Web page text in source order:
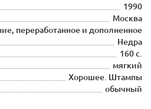
1990
Москва
переработанное и дополненное
Недра
160 с.
мягкий
Хорошее. Штампы
обычный